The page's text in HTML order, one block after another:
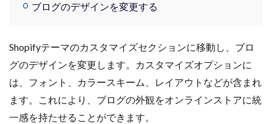
ブログのデザインを変更する
Shopifyテーマのカスタマイズセクションに移動し、ブロ
グのデザインを変更します。
カスタマイズオプションに
は、フォント、カラースキーム、レイアウトなどが含まれ
ます。これにより、ブログの外観をオンラインストアに統
一感を持たせることができます。